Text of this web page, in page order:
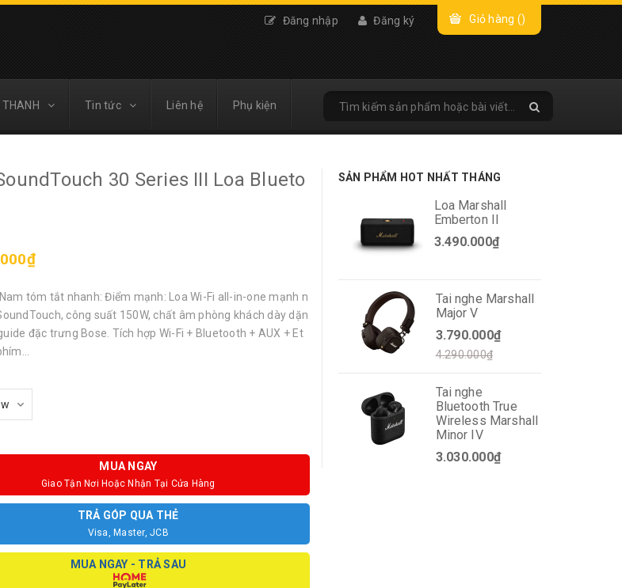
Giỏ hàng ()
Đăng nhập Đăng ký
THANH Tin tức Liên hệ Phụ kiện
30 Series III Loa Blueto
Nam tóm tắt nhanh: Điểm mạnh: Loa Wi-Fi all-in-one mạnh n
công suất 150W, chất âm phòng khách dày dặn
đặc trưng Bose. Tích hợp Wi-Fi + Bluetooth + AUX + Et
MUA NGAY
Giao Tận Nơi Hoặc Nhận Tại Cửa Hàng
TRẢ GÓP QUA THẺ
Visa, Master, JCB
MUA NGAY - TRẢ SAU
SẢN PHẨM HOT NHẤT THÁNG
Loa Marshall
Emberton II
3.490.000₫
Tai nghe Marshall
Major V
3.790.000₫
4.290.000₫
Tai nghe
Bluetooth True
Wireless Marshall
Minor IV
3.030.000₫